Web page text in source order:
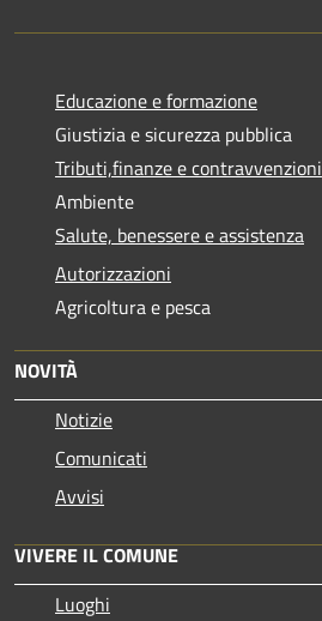
Educazione e formazione
Giustizia e sicurezza pubblica
Tributi,finanze e contravvenzioni
Ambiente
Salute, benessere e assistenza
Autorizzazioni
Agricoltura e pesca
NOVITÀ
Notizie
Comunicati
Avvisi
VIVERE IL COMUNE
Luoghi